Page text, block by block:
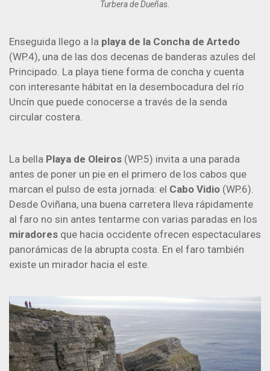
Turbera de Dueñas.
Enseguida llego a la playa de la Concha de Artedo
(WP.4), una de las dos decenas de banderas azules del
Principado. La playa tiene forma de concha y cuenta
con interesante hábitat en la desembocadura del río
Uncín que puede conocerse a través de la senda
circular costera.
La bella Playa de Oleiros (WP.5) invita a una parada
antes de poner un pie en el primero de los cabos que
marcan el pulso de esta jornada: el Cabo Vidio (WP.6).
Desde Oviñana, una buena carretera lleva rápidamente
al faro no sin antes tentarme con varias paradas en los
miradores que hacia occidente ofrecen espectaculares
panorámicas de la abrupta costa. En el faro también
existe un mirador hacia el este.